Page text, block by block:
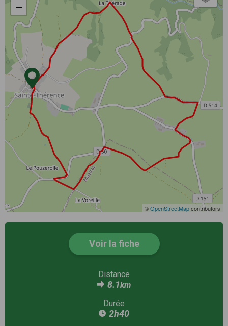
−
©OpenStreetMapcontributors
Voir la fiche
Distance
8.1km
Durée
2h40